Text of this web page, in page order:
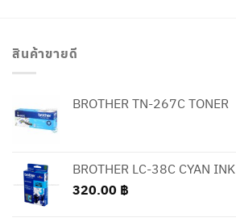
สินค้าขายดี
BROTHER TN-267C TONER
BROTHER LC-38C CYAN INK
320.00 ฿